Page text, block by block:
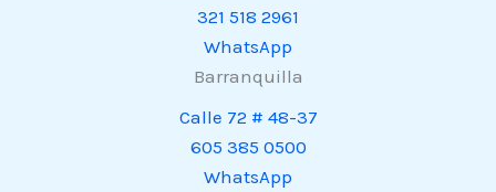
321 518 2961
WhatsApp
Barranquilla
Calle 72 # 48-37
605 385 0500
WhatsApp